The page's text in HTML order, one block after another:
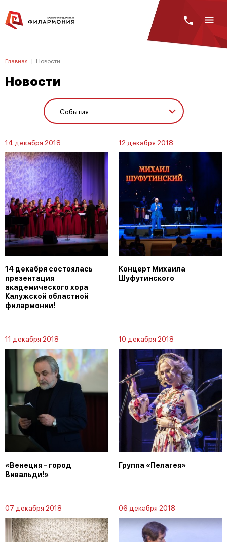
Главная | Новости
Новости
14 декабря 2018
14 декабря состоялась
презентация
академического хора
Калужской областной
филармонии!
12 декабря 2018
Концерт Михаила
Шуфутинского
11 декабря 2018
«Венеция – город
Вивальди!»
10 декабря 2018
Группа «Пелагея»
07 декабря 2018 06 декабря 2018